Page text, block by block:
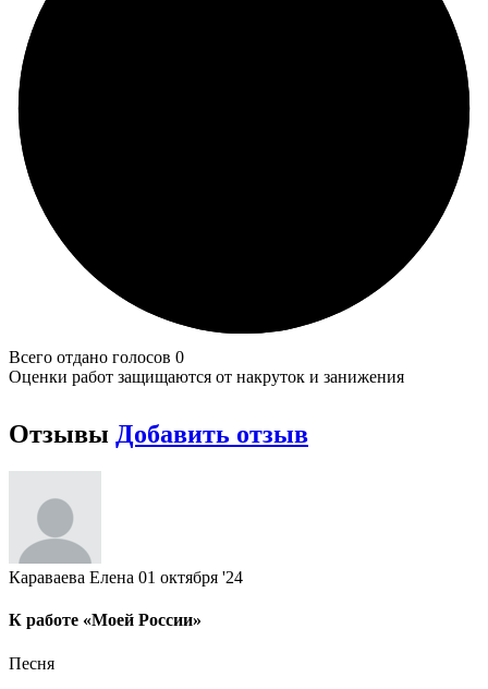
Всего отдано голосов 0
Оценки работ защищаются от накруток и занижения
Отзывы Добавить отзыв
Караваева Елена 01 октября '24
К работе «Моей России»
Песня